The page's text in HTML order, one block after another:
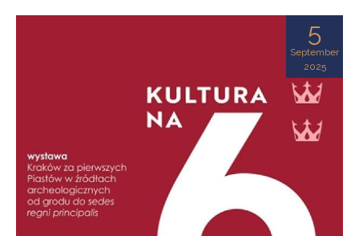
5
September
2025